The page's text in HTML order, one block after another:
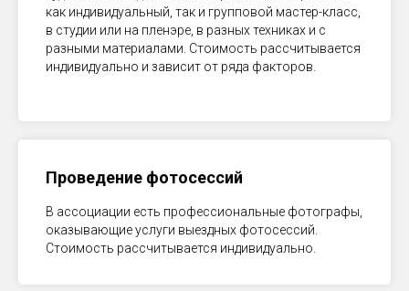
как индивидуальный, так и групповой мастер-класс,
в студии или на пленэре, в разных техниках и с
разными материалами. Стоимость рассчитывается
индивидуально и зависит от ряда факторов.
Проведение фотосессий
В ассоциации есть профессиональные фотографы,
оказывающие услуги выездных фотосессий.
Стоимость рассчитывается индивидуально.